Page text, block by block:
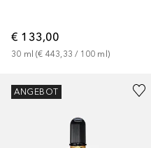
€ 133,00
30 ml (€ 443,33 / 100 ml )
ANGEBOT